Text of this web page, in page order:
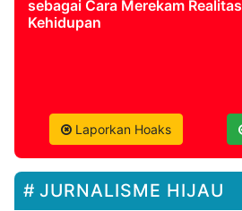
sebagai Cara Merekam Realitas
Kehidupan
Laporkan Hoaks
JURNALISME HIJAU